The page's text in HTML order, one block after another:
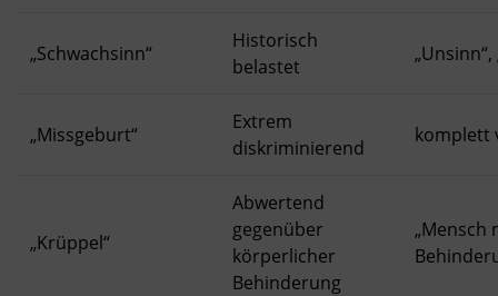
„Schwachsinn“
Historisch
belastet
„Missgeburt“
Extrem
diskriminierend
komplett
„Krüppel“
Abwertend
gegenüber
körperlicher
Behinderung
„Mensch